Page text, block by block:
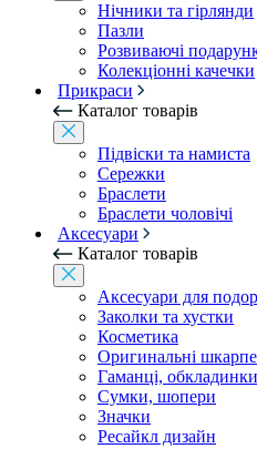
Нічники та гірлянди
Пазли
Розвиваючі
Колекціонні качечки
Прикраси
Каталог товарів
Підвіски та намиста
Сережки
Браслети
Браслети чоловічі
Аксесуари
Каталог товарів
Аксесуари для
Заколки та хустки
Косметика
Оригинальні
Гаманці,
Сумки, шопери
Значки
Ресайкл дизайн